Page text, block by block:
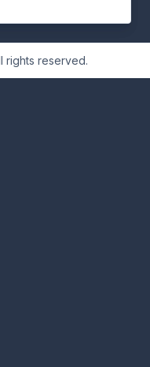
rights reserved.